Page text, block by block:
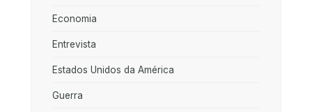
Economia
Entrevista
Estados Unidos da América
Guerra